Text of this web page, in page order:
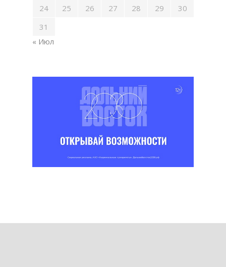
24
25 26 27 28 29
30
31
« Июл